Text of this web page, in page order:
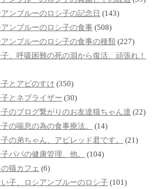
ンブルーのロシ子の記念日 (143)
ンブルーのロシ子の食事 (508)
ンブルーのロシ子の食事の種類 (227)
、呼吸困難の死の淵から復活、頑張れ！
とアビのすけ (350)
とネブライザー (30)
のブログ繋がりのお友達猫ちゃん達 (22)
の喘息の為の食事療法。
(14)
の弟ちゃん、アビレッド君です。
(21)
パパの健康管理、他。
(104)
猫カフェ (6)
子、ロシアンブルーのロシ子 (101)